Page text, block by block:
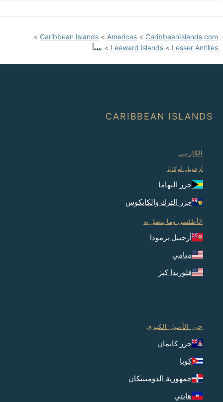
CaribbeanIslands.com
>
Americas
>
Caribbean Islands
>
Lesser Antilles
>
Leeward islands
> سبأ
CARIBBEAN ISLANDS
الكاريبي
أرخبيل لوكايا
جزر البهاما
جزر الترك والكايكوس
الأطلسي وما يتصل به
أرخبيل برمودا
ميامي
فلوريدا كيز
جزر الأنتيل الكبرى
جزر كايمان
كوبا
جمهورية الدومينيكان
هايتي